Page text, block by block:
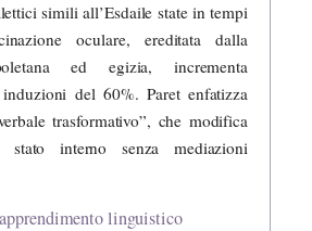
simili all’Esdaile state in tempi
oculare, ereditata dalla
ed egizia, incrementa
del 60%. Paret enfatizza
trasformativo”, che modifica
stato interno senza mediazioni
linguistico